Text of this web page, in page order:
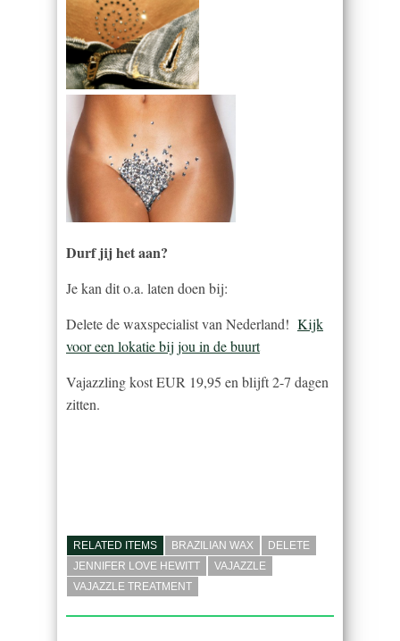
Durf jij het aan?
Je kan dit o.a. laten doen bij:
Delete de waxspecialist van Nederland! Kijk
voor een lokatie bij jou in de buurt
Vajazzling kost EUR 19,95 en blijft 2-7 dagen
zitten.
RELATED ITEMS BRAZILIAN WAX
DELETE
JENNIFER LOVE HEWITT
VAJAZZLE
VAJAZZLE TREATMENT